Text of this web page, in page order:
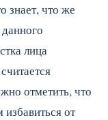
знает, что же
лица
отметить, что
от